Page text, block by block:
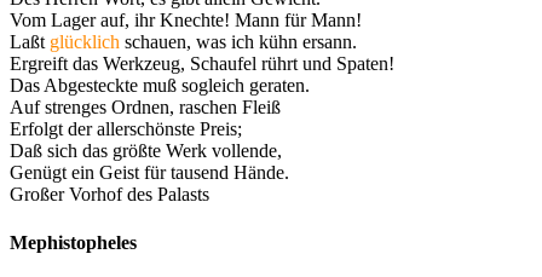
Vom Lager auf, ihr Knechte! Mann für Mann!
Laßt glücklich schauen, was ich kühn ersann.
Ergreift das Werkzeug, Schaufel rührt und Spaten!
Das Abgesteckte muß sogleich geraten.
Auf strenges Ordnen, raschen Fleiß
Erfolgt der allerschönste Preis;
Daß sich das größte Werk vollende,
Genügt ein Geist für tausend Hände.
Großer Vorhof des Palasts
Mephistopheles